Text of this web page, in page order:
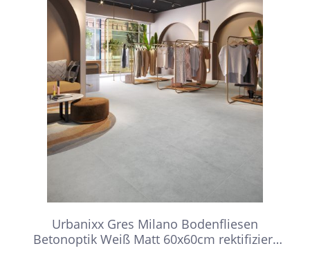
Urbanixx Gres Milano Bodenfliesen
Betonoptik Weiß Matt 60x60cm rektifiziert